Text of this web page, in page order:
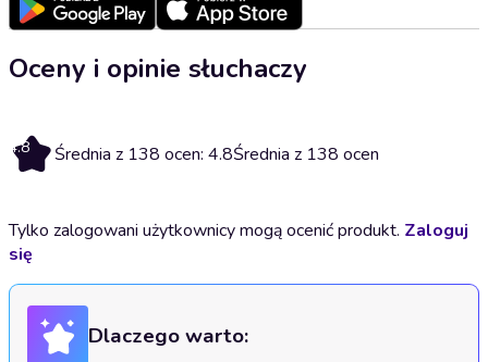
Oceny i opinie słuchaczy
4.8 Średnia z 138 ocen: 4.8Średnia z 138 ocen
Tylko zalogowani użytkownicy mogą ocenić produkt. Zaloguj
się
Dlaczego warto: